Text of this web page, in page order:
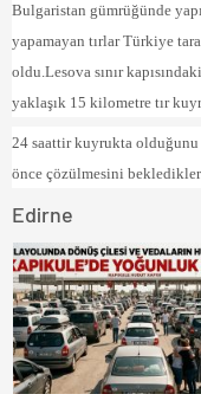
Bulgaristan gümrüğünde
yapamayan tırlar Türkiye
oldu.Lesova sınır
yaklaşık 15 kilometre tır
24 saattir kuyrukta
önce çözülmesini
Edirne